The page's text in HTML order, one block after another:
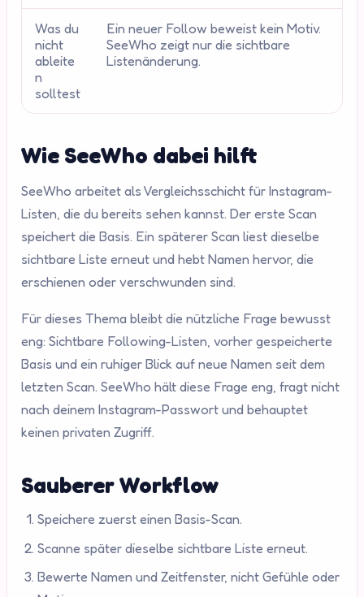
Was du
nicht
ableite
n
solltest
Ein neuer Follow beweist kein Motiv.
SeeWho zeigt nur die sichtbare
Listenänderung.
Wie SeeWho dabei hilft
SeeWho arbeitet als Vergleichsschicht für Instagram-
Listen, die du bereits sehen kannst. Der erste Scan
speichert die Basis. Ein späterer Scan liest dieselbe
sichtbare Liste erneut und hebt Namen hervor, die
erschienen oder verschwunden sind.
Für dieses Thema bleibt die nützliche Frage bewusst
eng: Sichtbare Following-Listen, vorher gespeicherte
Basis und ein ruhiger Blick auf neue Namen seit dem
letzten Scan. SeeWho hält diese Frage eng, fragt nicht
nach deinem Instagram-Passwort und behauptet
keinen privaten Zugriff.
Sauberer Workflow
Speichere zuerst einen Basis-Scan.
Scanne später dieselbe sichtbare Liste erneut.
Bewerte Namen und Zeitfenster, nicht Gefühle oder